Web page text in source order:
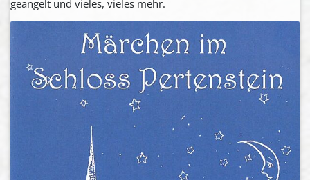
geangelt und vieles, vieles mehr.